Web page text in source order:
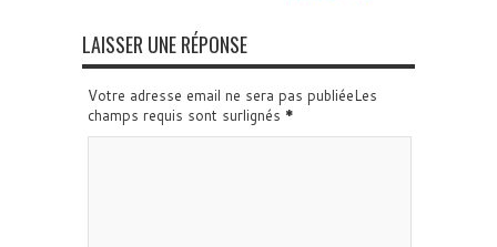
LAISSER UNE RÉPONSE
Votre adresse email ne sera pas publiéeLes
champs requis sont surlignés *